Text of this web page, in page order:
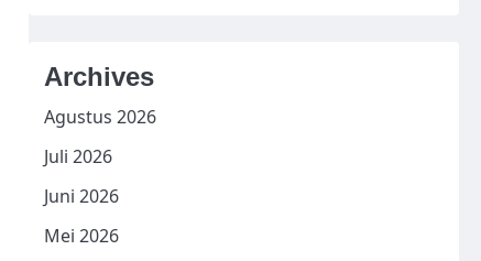
Archives
Agustus 2026
Juli 2026
Juni 2026
Mei 2026